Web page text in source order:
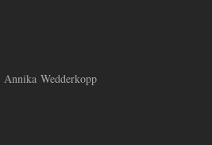
Wedderkopp